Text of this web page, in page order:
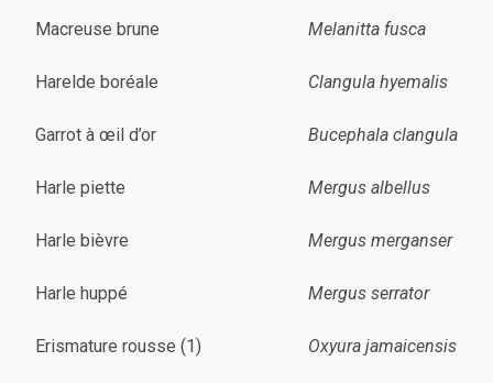
Macreuse brune Melanitta fusca
Harelde boréale Clangula hyemalis
Garrot à œil d’or Bucephala clangula
Harle piette Mergus albellus
Harle bièvre Mergus merganser
Harle huppé Mergus serrator
Erismature rousse (1) Oxyura jamaicensis